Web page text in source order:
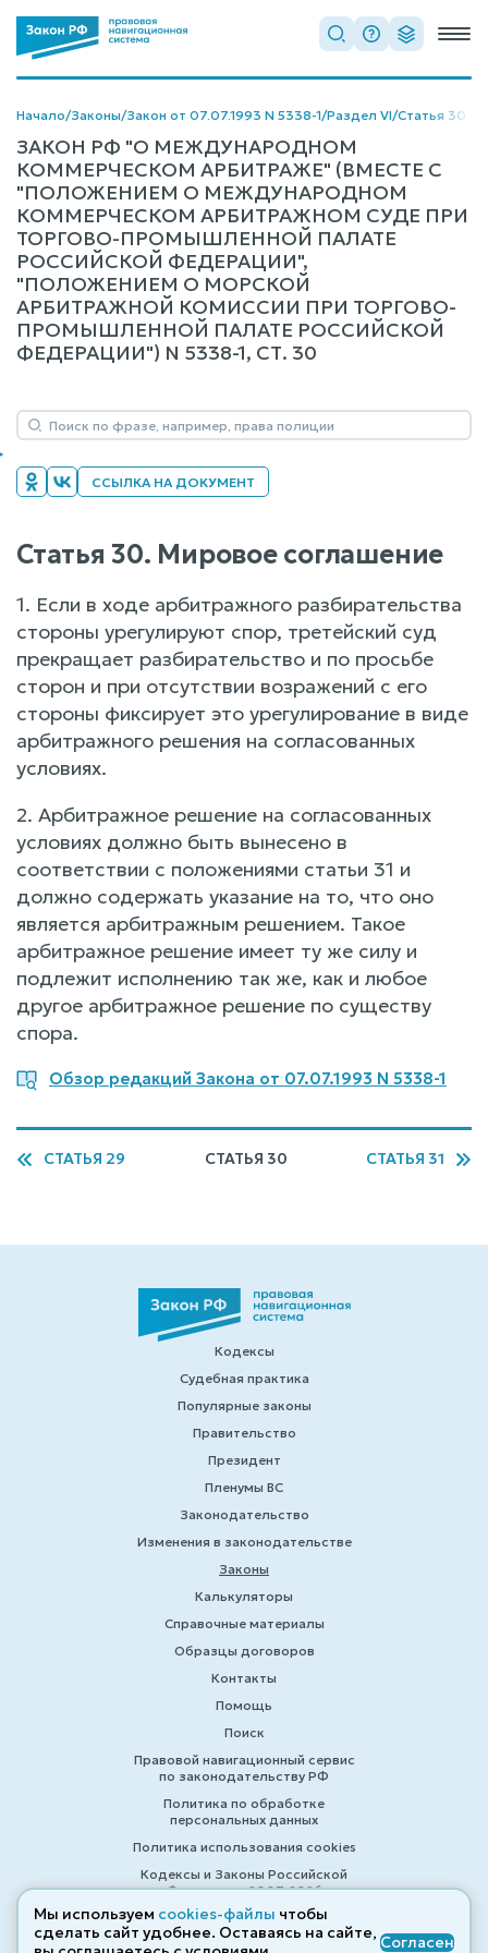
Начало/Законы/Закон от 07.07.1993 N 5338-1/Раздел VI/Статья 30
ЗАКОН РФ "О МЕЖДУНАРОДНОМ
КОММЕРЧЕСКОМ АРБИТРАЖЕ" (ВМЕСТЕ С
"ПОЛОЖЕНИЕМ О МЕЖДУНАРОДНОМ
КОММЕРЧЕСКОМ АРБИТРАЖНОМ СУДЕ ПРИ
ТОРГОВО-ПРОМЫШЛЕННОЙ ПАЛАТЕ
РОССИЙСКОЙ ФЕДЕРАЦИИ",
"ПОЛОЖЕНИЕМ О МОРСКОЙ
АРБИТРАЖНОЙ КОМИССИИ ПРИ ТОРГОВО-
ПРОМЫШЛЕННОЙ ПАЛАТЕ РОССИЙСКОЙ
ФЕДЕРАЦИИ") N 5338-1, СТ. 30
ССЫЛКА НА ДОКУМЕНТ
Статья 30. Мировое соглашение
1. Если в ходе арбитражного разбирательства
стороны урегулируют спор, третейский суд
прекращает разбирательство и по просьбе
сторон и при отсутствии возражений с его
стороны фиксирует это урегулирование в виде
арбитражного решения на согласованных
условиях.
2. Арбитражное решение на согласованных
условиях должно быть вынесено в
соответствии с положениями статьи 31 и
должно содержать указание на то, что оно
является арбитражным решением. Такое
арбитражное решение имеет ту же силу и
подлежит исполнению так же, как и любое
другое арбитражное решение по существу
спора.
Обзор редакций Закона от 07.07.1993 N 5338-1
СТАТЬЯ 29 СТАТЬЯ 30 СТАТЬЯ 31
Кодексы
Судебная практика
Популярные законы
Правительство
Президент
Пленумы ВС
Законодательство
Изменения в законодательстве
Законы
Калькуляторы
Справочные материалы
Образцы договоров
Контакты
Помощь
Поиск
Правовой навигационный сервис
по законодательству РФ
Политика по обработке
персональных данных
Политика использования cookies
Кодексы и Законы Российской
Федерации 2007-2026
© ZAKONRF.INFO
Мы используем cookies-файлы чтобы
сделать сайт удобнее. Оставаясь на сайте, Согласен